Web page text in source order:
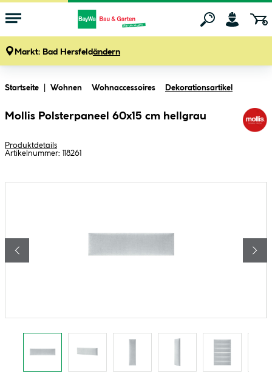
Markt: Bad Hersfeldändern
Startseite Wohnen Wohnaccessoires Dekorationsartikel
Mollis Polsterpaneel 60x15 cm hellgrau
Produktdetails
Artikelnummer: 118261